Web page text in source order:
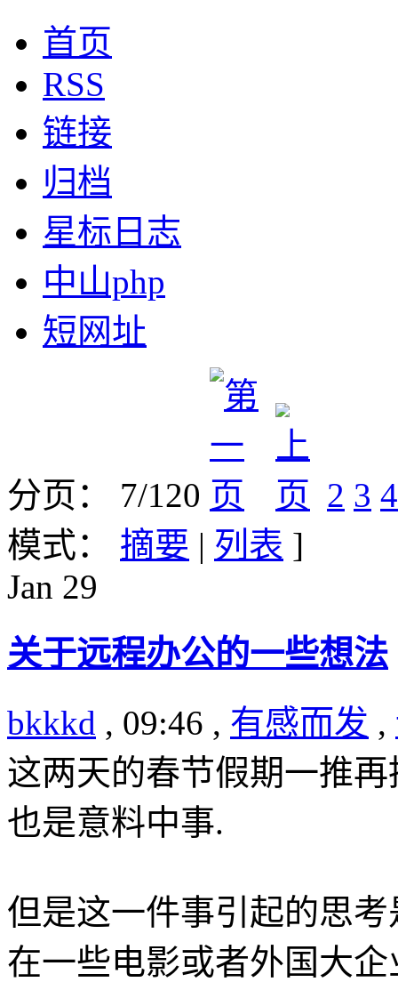
首页
RSS
链接
归档
星标日志
中山php
短网址
分页： 7/120 2 3 4
模式： 摘要 | 列表 ]
Jan 29
关于远程办公的一些想法
bkkkd , 09:46 , 有感而发 ,
这两天的春节假期一推
也是意料中事.
但是这一件事引起的思
在一些电影或者外国大